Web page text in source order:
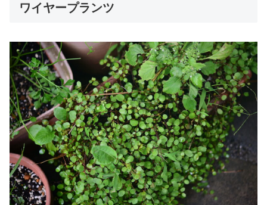
ワイヤープランツ